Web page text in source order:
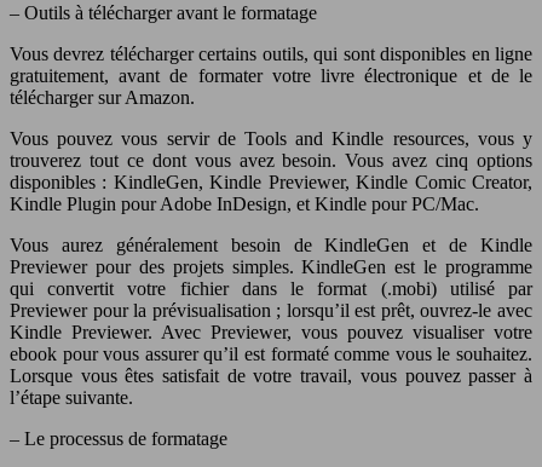
– Outils à télécharger avant le formatage
Vous devrez télécharger certains outils, qui sont disponibles en ligne
gratuitement, avant de formater votre livre électronique et de le
télécharger sur Amazon.
Vous pouvez vous servir de Tools and Kindle resources, vous y
trouverez tout ce dont vous avez besoin. Vous avez cinq options
disponibles : KindleGen, Kindle Previewer, Kindle Comic Creator,
Kindle Plugin pour Adobe InDesign, et Kindle pour PC/Mac.
Vous aurez généralement besoin de KindleGen et de Kindle
Previewer pour des projets simples. KindleGen est le programme
qui convertit votre fichier dans le format (.mobi) utilisé par
Previewer pour la prévisualisation ; lorsqu’il est prêt, ouvrez-le avec
Kindle Previewer. Avec Previewer, vous pouvez visualiser votre
ebook pour vous assurer qu’il est formaté comme vous le souhaitez.
Lorsque vous êtes satisfait de votre travail, vous pouvez passer à
l’étape suivante.
– Le processus de formatage